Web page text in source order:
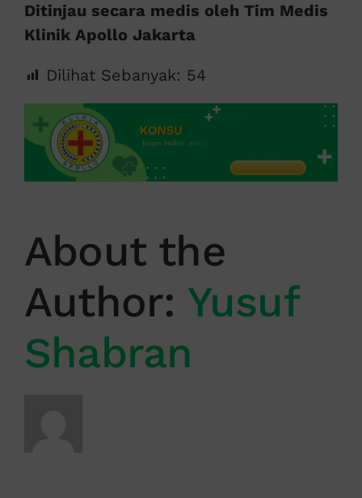
Ditinjau secara medis oleh Tim Medis
Klinik Apollo Jakarta
Dilihat Sebanyak: 54
About the
Author: Yusuf
Shabran